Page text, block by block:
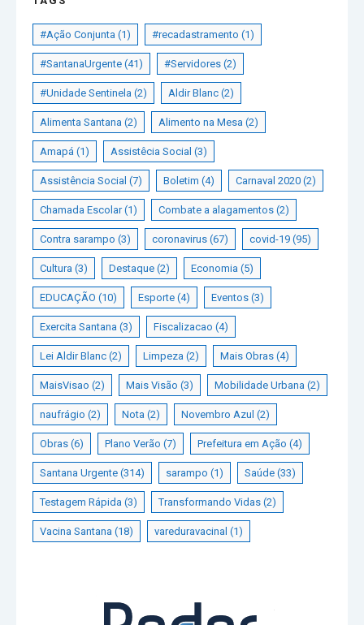
#Ação Conjunta (1) #recadastramento (1)
#SantanaUrgente (41) #Servidores (2)
#Unidade Sentinela (2) Aldir Blanc (2)
Alimenta Santana (2) Alimento na Mesa (2)
Amapá (1) Assistêcia Social (3)
Assistência Social (7) Boletim (4) Carnaval 2020 (2)
Chamada Escolar(1) Combate a alagamentos (2)
Contra sarampo (3) coronavirus (67) covid-19 (95)
Cultura (3) Destaque (2) Economia (5)
EDUCAÇÃO (10) Esporte (4) Eventos (3)
Exercita Santana (3) Fiscalizacao (4)
Lei Aldir Blanc (2) Limpeza (2) Mais Obras (4)
MaisVisao (2) Mais Visão (3) Mobilidade Urbana (2)
naufrágio (2) Nota (2) Novembro Azul (2)
Obras (6) Plano Verão (7) Prefeitura em Ação (4)
Santana Urgente (314) sarampo (1) Saúde (33)
Testagem Rápida (3) Transformando Vidas (2)
Vacina Santana (18) vareduravacinal (1)